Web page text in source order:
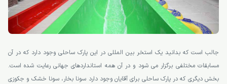
جالب است که بدانید یک استخر بین المللی در این پارک ساحلی وجود دارد که در آن
مسابقات مختلفی برگزار می شود و در آن همه استانداردهای جهانی رعایت شده است.
بخش دیگری که در پارک ساحلی برای آقایان وجود دارد سونا بخار، سونا خشک و جکوزی